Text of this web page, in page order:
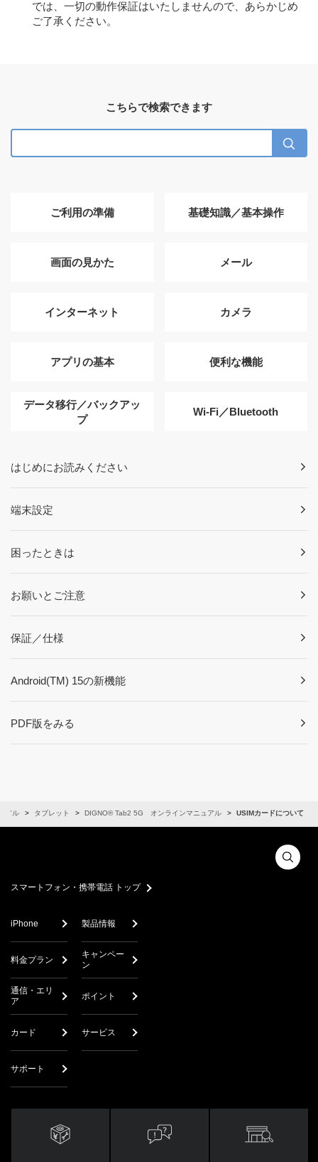
では、一切の動作保証はいたしませんので、あらかじめ
ご了承ください。
こちらで検索できます
ご利用の準備 基礎知識／基本操作
画面の見かた メール
インターネット カメラ
アプリの基本 便利な機能
データ移行／バックアッ
プ
Wi-Fi／Bluetooth
はじめにお読みください
端末設定
困ったときは
お願いとご注意
保証／仕様
Android(TM) 15の新機能
PDF版をみる
アル タブレット DIGNO® Tab2 5G オンラインマニュアル USIMカードについて
スマートフォン・携帯電話 トップ
iPhone 製品情報
料金プラン
キャンペー
ン
通信・エリ
ア
ポイント
カード サービス
サポート